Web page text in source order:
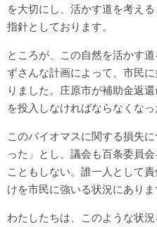
を大切にし、活かす道を考え
指針としております。
ところが、この自然を活かす
ずさんな計画によって、市民
りました。庄原市が補助金返
を投入しなければならなくなっ
このバイオマスに関する損失
った」とし、議会も百条委員
こともしない。誰一人として
けを市民に強いる状況にありま
わたしたちは、このような状